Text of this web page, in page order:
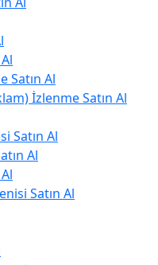
Satın Al
İzlenme Satın Al
Satın Al
Al
Satın Al